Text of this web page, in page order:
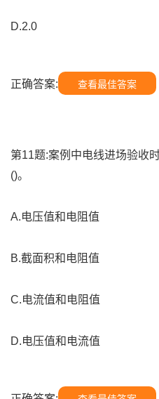
D.2.0
正确答案: 查看最佳答案
第11题:案例中电线进场验收
()。
A.电压值和电阻值
B.截面积和电阻值
C.电流值和电阻值
D.电压值和电流值